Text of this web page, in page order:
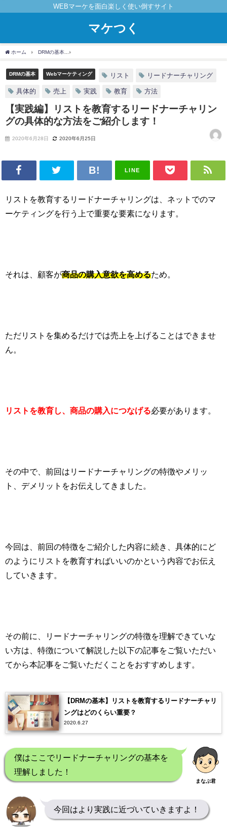
WEBマーケを面白楽しく使い倒すサイト
マケつく
ホーム DRMの基本
DRMの基本 Webマーケティング リスト リードナーチャリング
具体的 売上 実践 教育 方法
【実践編】リストを教育するリードナーチャリン
グの具体的な方法をご紹介します！
2020年6月28日 2020年6月25日
LINE
リストを教育するリードナーチャリングは、ネットでのマ
ーケティングを行う上で重要な要素になります。
それは、顧客が商品の購入意欲を高めるため。
ただリストを集めるだけでは売上を上げることはできませ
ん。
リストを教育し、商品の購入につなげる必要があります。
その中で、前回はリードナーチャリングの特徴やメリッ
ト、デメリットをお伝えしてきました。
今回は、前回の特徴をご紹介した内容に続き、具体的にど
のようにリストを教育すればいいのかという内容でお伝え
していきます。
その前に、リードナーチャリングの特徴を理解できていな
い方は、特徴について解説した以下の記事をご覧いただい
てから本記事をご覧いただくことをおすすめします。
【DRMの基本】リストを教育するリードナーチャリ
ングはどのくらい重要？
2020.6.27
僕はここでリードナーチャリングの基本を
理解しました！
まなぶ君
今回はより実践に近づいていきますよ！